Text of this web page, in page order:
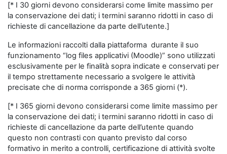
[* I 30 giorni devono considerarsi come limite massimo per
la conservazione dei dati; i termini saranno ridotti in caso di
richieste di cancellazione da parte dell’utente.]
Le informazioni raccolti dalla piattaforma durante il suo
funzionamento “log files applicativi (Moodle)” sono utilizzati
esclusivamente per le finalità sopra indicate e conservati per
il tempo strettamente necessario a svolgere le attività
precisate che di norma corrisponde a 365 giorni (*).
[* I 365 giorni devono considerarsi come limite massimo per
la conservazione dei dati; i termini saranno ridotti in caso di
richieste di cancellazione da parte dell’utente quando
questo non contrasti con quanto previsto dal corso
formativo in merito a controlli, certificazione di attività svolte